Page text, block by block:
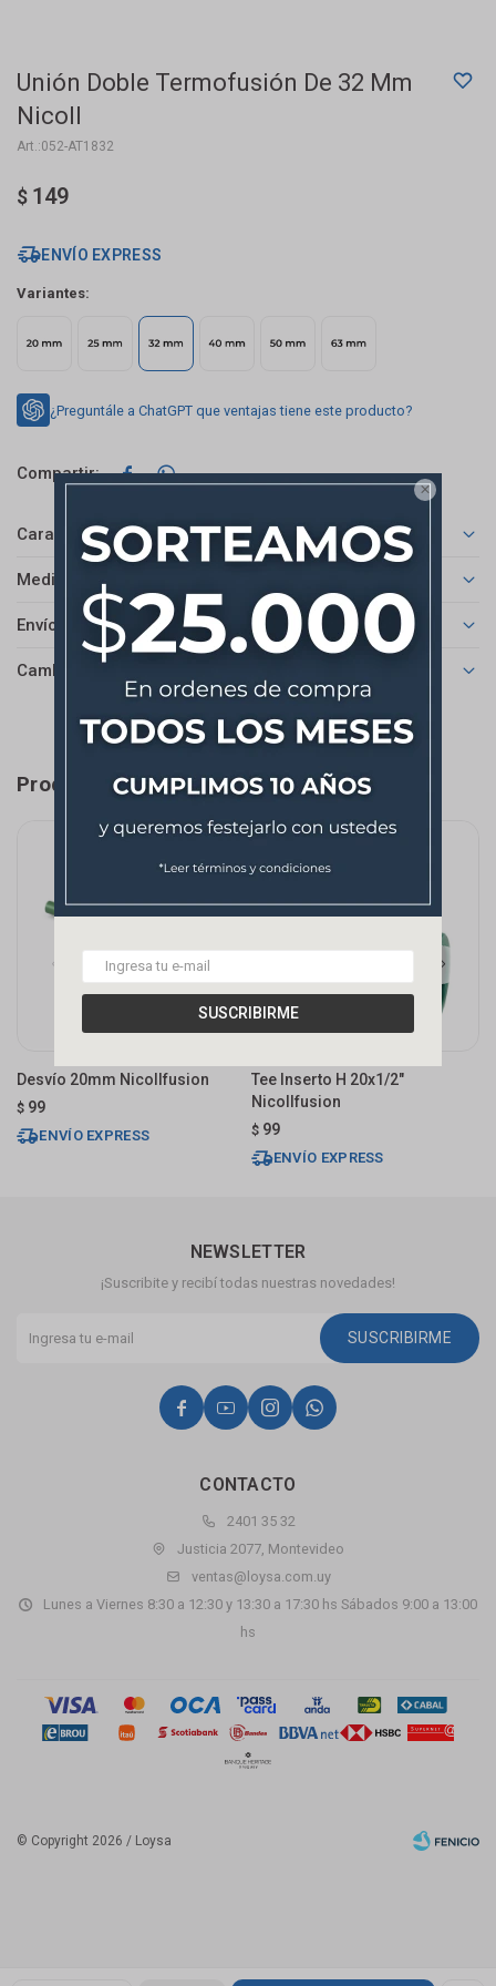

SUSCRIBIRME
Unión Doble Termofusión De 32 Mm
Nicoll
052-AT1832
$ 149
ENVÍO EXPRESS
Variantes:
¿Preguntále a ChatGPT que ventajas tiene este producto?
 
Características
Medios de pago
Envíos
Cambios y Devoluciones
Productos que te pueden interesar
Desvío 20mm Nicollfusion
$ 99
ENVÍO EXPRESS
Tee Inserto H 20x1/2"
Nicollfusion
$ 99
ENVÍO EXPRESS
CONTACTO
2401 35 32
Justicia 2077, Montevideo
ventas@loysa.com.uy
Lunes a Viernes 8:30 a 12:30 y 13:30 a 17:30 hs Sábados 9:00 a 13:00
hs
NEWSLETTER
¡Suscribite y recibí todas nuestras novedades!
SUSCRIBIRME
   
© Copyright 2026 / Loysa